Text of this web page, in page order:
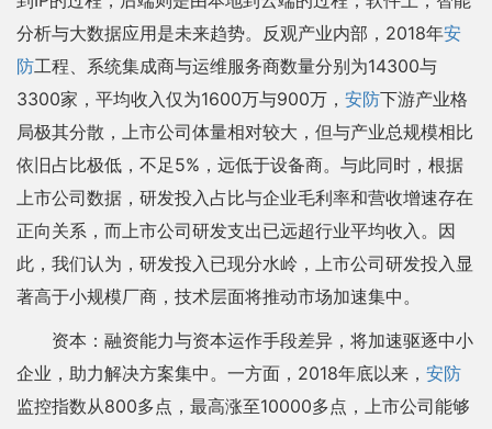
分析与大数据应用是未来趋势。反观产业内部，2018年安
防工程、系统集成商与运维服务商数量分别为14300与
3300家，平均收入仅为1600万与900万， 安防下游产业格
局极其分散，上市公司体量相对较大，但与产业总规模相比
依旧占比极低，不足5%，远低于设备商。与此同时，根据
上市公司数据，研发投入占比与企业毛利率和营收增速存在
正向关系，而上市公司研发支出已远超行业平均收入。因
此，我们认为，研发投入已现分水岭，上市公司研发投入显
著高于小规模厂商，技术层面将推动市场加速集中。
资本：融资能力与资本运作手段差异，将加速驱逐中小
企业，助力解决方案集中。一方面，2018年底以来， 安防
监控指数从800多点，最高涨至10000多点，上市公司能够